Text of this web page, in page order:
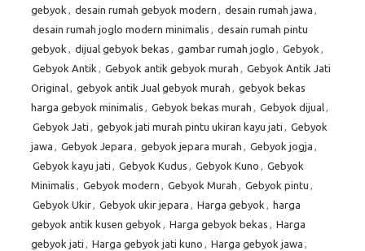
gebyok , desain rumah gebyok modern , desain rumah jawa ,
desain rumah joglo modern minimalis , desain rumah pintu
gebyok , dijual gebyok bekas , gambar rumah joglo , Gebyok ,
Gebyok Antik , Gebyok antik gebyok murah , Gebyok Antik Jati
Original, gebyok antik Jual gebyok murah , gebyok bekas
harga gebyok minimalis , Gebyok bekas murah , Gebyok dijual,
Gebyok Jati , gebyok jati murah pintu ukiran kayu jati , Gebyok
jawa , Gebyok Jepara , gebyok jepara murah , Gebyok jogja ,
Gebyok kayu jati , Gebyok Kudus , Gebyok Kuno , Gebyok
Minimalis , Gebyok modern , Gebyok Murah , Gebyok pintu ,
Gebyok Ukir, Gebyok ukir jepara , Harga gebyok , harga
gebyok antik kusen gebyok , Harga gebyok bekas , Harga
gebyok jati , Harga gebyok jati kuno , Harga gebyok jawa ,